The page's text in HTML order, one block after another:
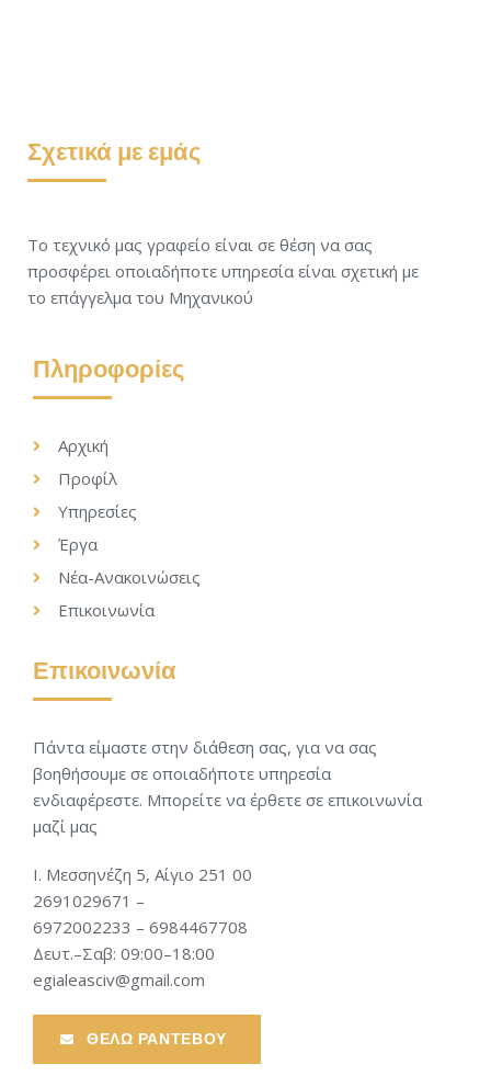
Σχετικά με εμάς
Το τεχνικό μας γραφείο είναι σε θέση να σας
προσφέρει οποιαδήποτε υπηρεσία είναι σχετική με
το επάγγελμα του Μηχανικού
Πληροφορίες
Αρχική
Προφίλ
Υπηρεσίες
Έργα
Νέα-Ανακοινώσεις
Επικοινωνία
Επικοινωνία
Πάντα είμαστε στην διάθεση σας, για να σας
βοηθήσουμε σε οποιαδήποτε υπηρεσία
ενδιαφέρεστε. Μπορείτε να έρθετε σε επικοινωνία
μαζί μας
Ι. Μεσσηνέζη 5, Αίγιο 251 00
2691029671 –
6972002233 – 6984467708
Δευτ.–Σαβ: 09:00–18:00
egialeasciv@gmail.com
ΘΕΛΩ ΡΑΝΤΕΒΟΥ